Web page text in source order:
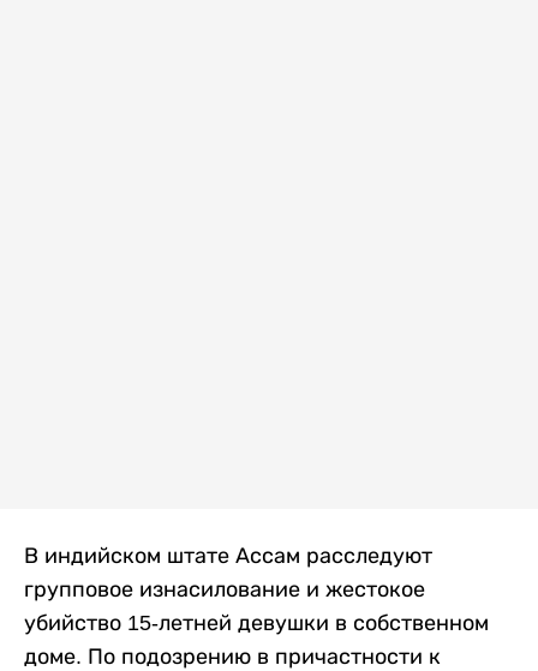
В индийском штате Ассам расследуют
групповое изнасилование и жестокое
убийство 15-летней девушки в собственном
доме. По подозрению в причастности к